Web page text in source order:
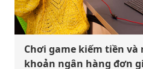
Chơi game kiếm tiền
khoản ngân hàng đơn